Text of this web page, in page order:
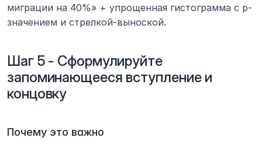
миграции на 40%» + упрощенная гистограмма с p-
значением и стрелкой-выноской.
Шаг 5 - Сформулируйте
запоминающееся вступление и
концовку
Почему это важно